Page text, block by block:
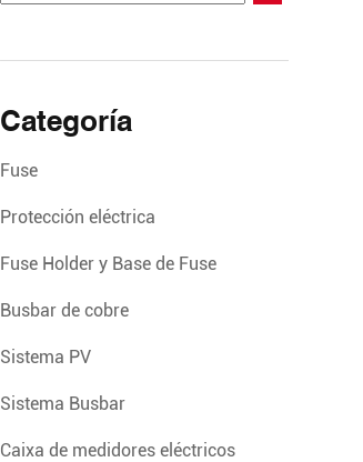
Categoría
Fuse
Protección eléctrica
Fuse Holder y Base de Fuse
Busbar de cobre
Sistema PV
Sistema Busbar
Caixa de medidores eléctricos